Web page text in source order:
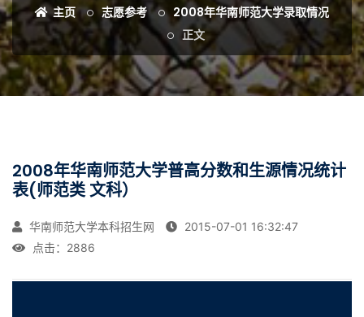
主页 志愿参考
2008年华南师范大学录取情况
正文
2008年华南师范大学普高分数和生源情况统计
表(师范类 文科）
华南师范大学本科招生网
2015-07-01 16:32:47
点击： 2886